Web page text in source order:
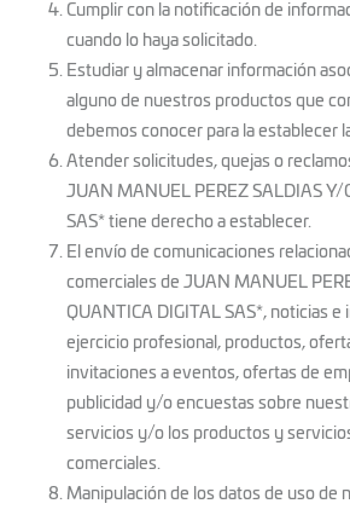
Cumplir con la notificación de
cuando lo haya solicitado.
Estudiar y almacenar información
alguno de nuestros productos que
debemos conocer para la establecer
Atender solicitudes, quejas o
JUAN MANUEL PEREZ SALDIAS Y/
SAS* tiene derecho a establecer.
El envío de comunicaciones
comerciales de JUAN MANUEL
QUANTICA DIGITAL SAS*, noticias
ejercicio profesional, productos,
invitaciones a eventos, ofertas de
publicidad y/o encuestas sobre
servicios y/o los productos y
comerciales.
Manipulación de los datos de uso